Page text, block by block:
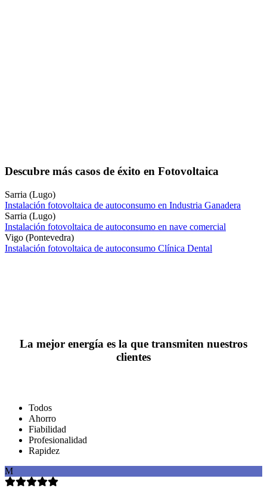
Descubre más casos de éxito en Fotovoltaica
Sarria (Lugo)
Instalación fotovoltaica de autoconsumo en Industria Ganadera
Sarria (Lugo)
Instalación fotovoltaica de autoconsumo en nave comercial
Vigo (Pontevedra)
Instalación fotovoltaica de autoconsumo Clínica Dental
La mejor energía es la que transmiten nuestros
clientes
Todos
Ahorro
Fiabilidad
Profesionalidad
Rapidez
M